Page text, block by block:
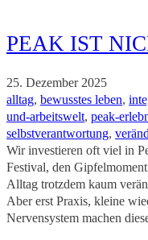
PEAK IST
25. Dezember 2025
alltag, bewusstes leben,
und-arbeitswelt, peak-
selbstverantwortung,
Wir investieren oft viel in
Festival, den
Alltag trotzdem kaum
Aber erst Praxis, kleine
Nervensystem machen